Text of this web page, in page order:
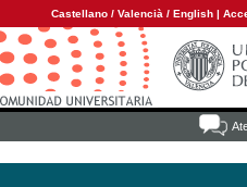
Castellano / Valencià / English |